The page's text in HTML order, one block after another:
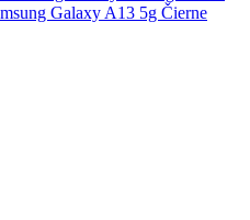
Galaxy A13 5g Čierne